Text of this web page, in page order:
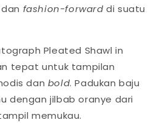
fashion-forward di suatu
Pleated Shawl in
tepat untuk tampilan
dan bold. Padukan baju
dengan jilbab oranye dari
memukau.